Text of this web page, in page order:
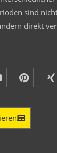
sind
direkt